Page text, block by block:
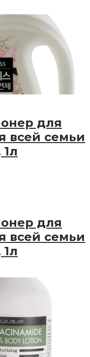
для
всей семьи
для
всей семьи